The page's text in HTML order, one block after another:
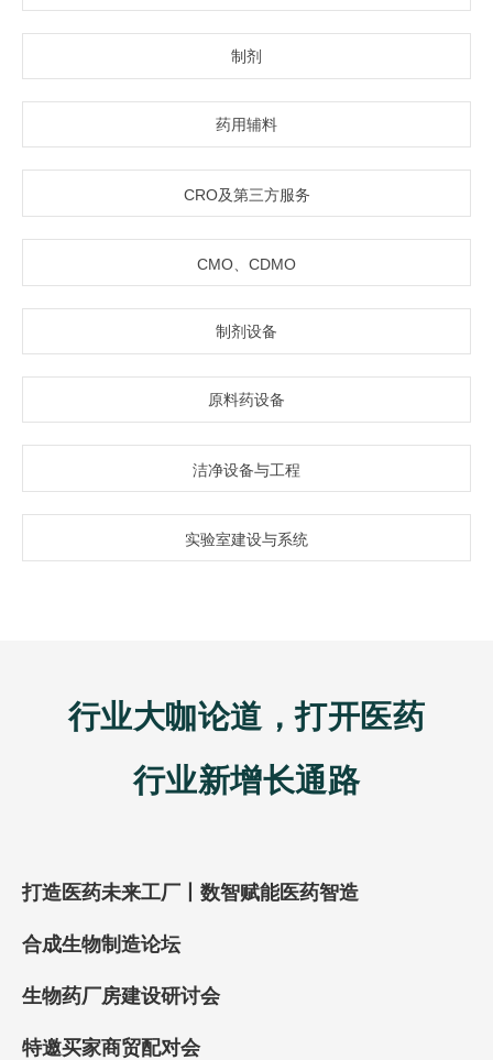
制剂
药用辅料
CRO及第三方服务
CMO、CDMO
制剂设备
原料药设备
洁净设备与工程
实验室建设与系统
行业大咖论道，打开医药
行业新增长通路
打造医药未来工厂丨数智赋能医药智造
合成生物制造论坛
生物药厂房建设研讨会
特邀买家商贸配对会